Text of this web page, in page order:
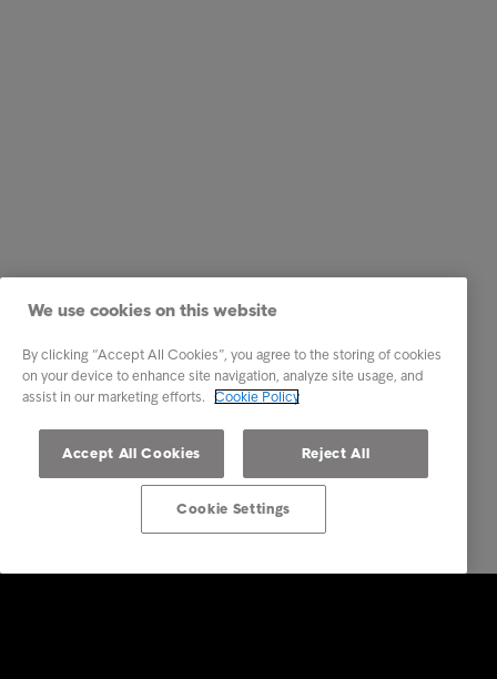
We use cookies on this website
By clicking “Accept All Cookies”, you agree to the storing of cookies
on your device to enhance site navigation, analyze site usage, and
assist in our marketing efforts. Cookie Policy
Accept All Cookies Reject All
Cookie Settings